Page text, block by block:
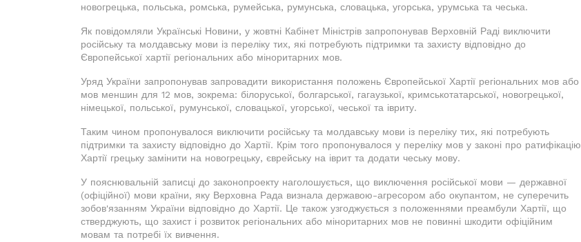
новогрецька, польська, ромська, румейська, румунська, словацька, угорська, урумська та чеська.
Як повідомляли Українські Новини, у жовтні Кабінет Міністрів запропонував Верховній Раді виключити
російську та молдавську мови із переліку тих, які потребують підтримки та захисту відповідно до
Європейської хартії регіональних або міноритарних мов.
Уряд України запропонував запровадити використання положень Європейської Хартії регіональних мов або
мов меншин для 12 мов, зокрема: білоруської, болгарської, гагаузької, кримськотатарської, новогрецької,
німецької, польської, румунської, словацької, угорської, чеської та івриту.
Таким чином пропонувалося виключити російську та молдавську мови із переліку тих, які потребують
підтримки та захисту відповідно до Хартії. Крім того пропонувалося у переліку мов у законі про ратифікацію
Хартії грецьку замінити на новогрецьку, єврейську на іврит та додати чеську мову.
У пояснювальній записці до законопроекту наголошується, що виключення російської мови — державної
(офіційної) мови країни, яку Верховна Рада визнала державою-агресором або окупантом, не суперечить
зобов'язанням України відповідно до Хартії. Це також узгоджується з положеннями преамбули Хартії, що
стверджують, що захист і розвиток регіональних або міноритарних мов не повинні шкодити офіційним
мовам та потребі їх вивчення.